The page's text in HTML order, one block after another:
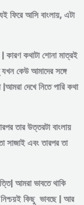
ফিরে আসি বাংলায়, এটা
কারণ কথাটা শোনা মাত্রই
কেউ আমাদের সঙ্গে
দেখে নিতে পারি কথা
তার উত্তরটা বাংলায়
সাজাই এবং তারপর তা
আমরা ভাবতে থাকি
নিশ্চয়ই কিছু ভাবছে | আর